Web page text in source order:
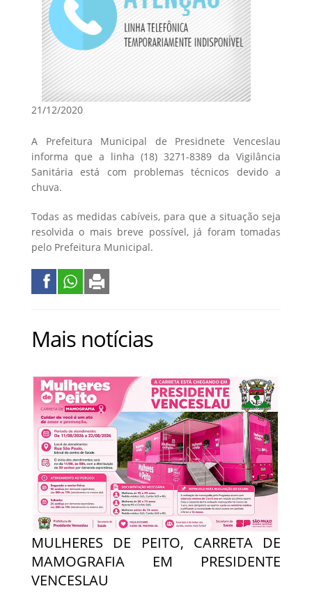
21/12/2020
A Prefeitura Municipal de Presidnete Venceslau
informa que a linha (18) 3271-8389 da Vigilância
Sanitária está com problemas técnicos devido a
chuva.
Todas as medidas cabíveis, para que a situação seja
resolvida o mais breve possível, já foram tomadas
pelo Prefeitura Municipal.
Mais notícias
MULHERES DE PEITO, CARRETA DE
MAMOGRAFIA EM PRESIDENTE
VENCESLAU